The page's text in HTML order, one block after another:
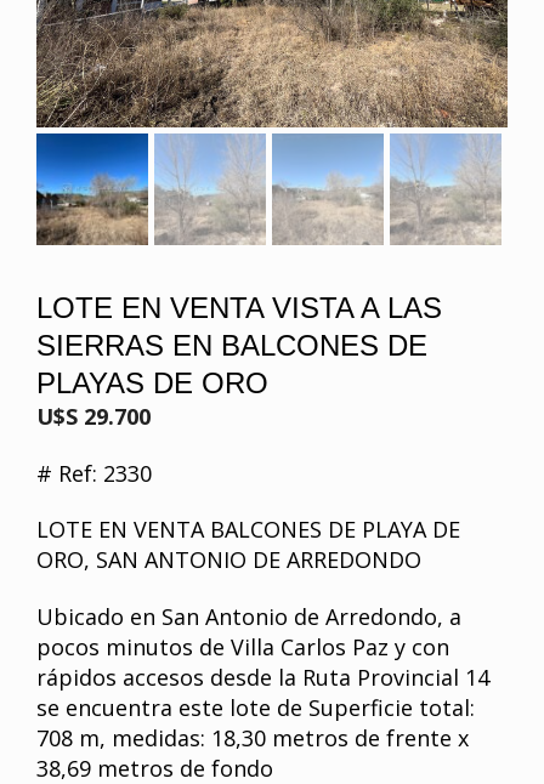
LOTE EN VENTA VISTA A LAS
SIERRAS EN BALCONES DE
PLAYAS DE ORO
U$S 29.700
# Ref: 2330
LOTE EN VENTA BALCONES DE PLAYA DE
ORO, SAN ANTONIO DE ARREDONDO
Ubicado en San Antonio de Arredondo, a
pocos minutos de Villa Carlos Paz y con
rápidos accesos desde la Ruta Provincial 14
se encuentra este lote de Superficie total:
708 m, medidas: 18,30 metros de frente x
38,69 metros de fondo